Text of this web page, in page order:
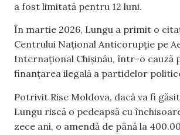
a fost limitată pentru 12 luni.
În martie 2026, Lungu a primit o
Centrului Național Anticorupție pe
Internațional Chișinău, într-o cauză
finanțarea ilegală a partidelor
Potrivit Rise Moldova, dacă va fi
Lungu riscă o pedeapsă cu
zece ani, o amendă de până la